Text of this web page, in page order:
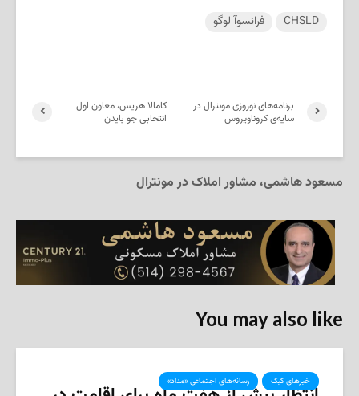
CHSLD فرانسوآ لوگو
کامالا هریس، معاون اول
انتخابی جو بایدن
برنامه‌های نوروزی مونترال در
سایه‌ی کروناویروس
مسعود هاشمی، مشاور املاک در مونترال
You may also like
خبرهای کبک رسانه‌های اجتماعی «مداد»